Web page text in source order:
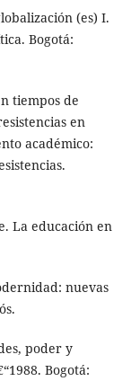
(es) I.
Bogotá:
tiempos de
en
académico:
La educación en
nuevas
poder y
Bogotá: